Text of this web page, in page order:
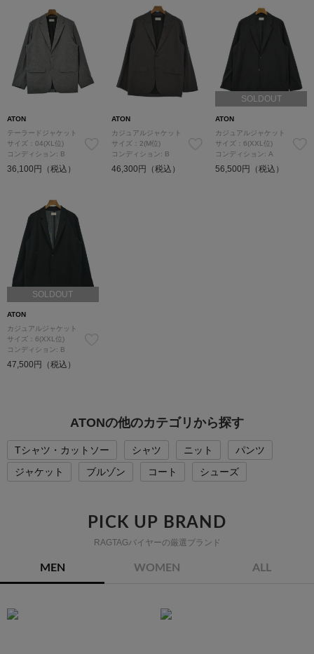
ATON
テーラードジャケット
サイズ：04(XL位)
コンディション: B
36,100円（税込）
ATON
カジュアルジャケット
サイズ：2(M位)
コンディション: B
46,300円（税込）
SOLDOUT
ATON
カジュアルジャケット
サイズ：6(XXL位)
コンディション: A
56,500円（税込）
SOLDOUT
ATON
カジュアルジャケット
サイズ：6(XXL位)
コンディション: B
47,500円（税込）
ATONの他のカテゴリから探す
Tシャツ・カットソー シャツ ニット
パンツ
ジャケット
ブルゾン コート シューズ
PICK UP BRAND
RAGTAGバイヤーの厳選ブランド
MEN WOMEN ALL